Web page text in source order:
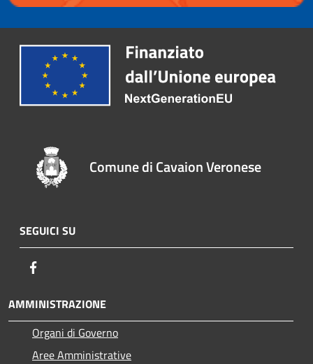
Comune di Cavaion Veronese
SEGUICI SU
AMMINISTRAZIONE
Organi di Governo
Aree Amministrative